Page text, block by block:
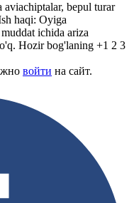
aviachiptalar, bepul turar
haqi: Oyiga
ichida ariza
Hozir bog'laning +1 2 3
войти на сайт.